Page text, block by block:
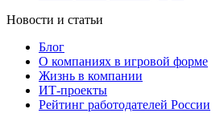
Новости и статьи
Блог
О компаниях в игровой форме
Жизнь в компании
ИТ-проекты
Рейтинг работодателей России